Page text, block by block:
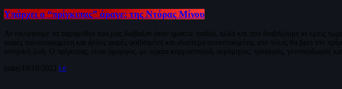
Υπάρχει o “πρίγκιπας” άραγε; της Ντόρας Μίνου
Αν σκεφτούμε τα παραμύθια που μας διάβαζαν όταν ήμαστε παιδιά, αλλά και που διαβάζουμε κι εμείς
φορές ταλαιπωρημένη και άλλες φορές φοβισμένη και ιδιαίτερα συνεσταλμένη, στο τέλος θα βρει τον
ονειρική ζωή. Ο πρίγκιπας, είναι όμορφος, με ωραία κορμοστασιά, ατρόμητος, τρυφερός, γενναιόδωρος
today 10/10/2022